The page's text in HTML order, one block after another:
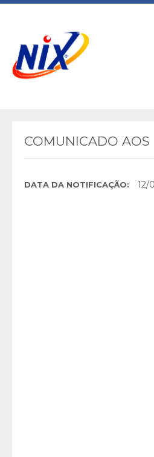
COMUNICADO AOS
DATA DA NOTIFICAÇÃO: 12/